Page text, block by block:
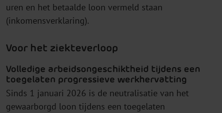
uren en het betaalde loon vermeld staan
(inkomensverklaring).
Voor het ziekteverloop
Volledige arbeidsongeschiktheid tijdens een
toegelaten progressieve werkhervatting
Sinds 1 januari 2026 is de neutralisatie van het
gewaarborgd loon tijdens een toegelaten